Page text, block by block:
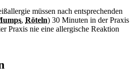
müssen nach entsprechenden
, Röteln) 30 Minuten in der Praxis
Praxis nie eine allergische Reaktion